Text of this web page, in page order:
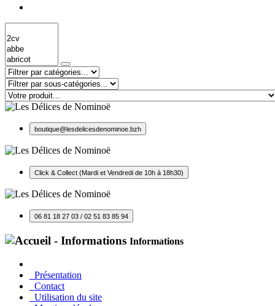
boutique@lesdelicesdenominoe.bzh
Click & Collect (Mardi et Vendredi de 10h à 18h30)
06 81 18 27 03 / 02 51 83 85 94
Informations
Présentation
Contact
Utilisation du site